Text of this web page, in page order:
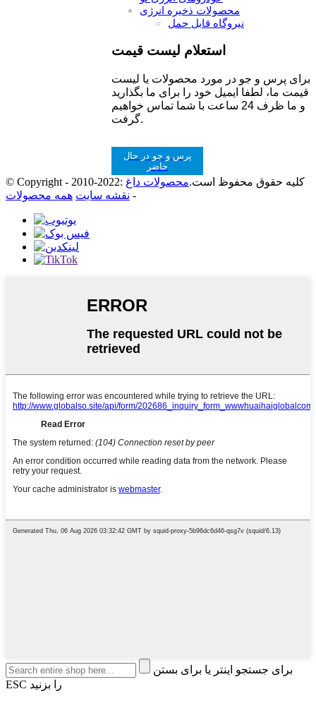
محصولات ذخیره انرژی
نیروگاه قابل حمل
استعلام لیست قیمت
برای پرس و جو در مورد محصولات یا لیست
قیمت ما، لطفا ایمیل خود را برای ما بگذارید
و ما ظرف 24 ساعت با شما تماس خواهیم
گرفت.
پرس و جو در حال
حاضر
© Copyright - 2010-2022: کلیه حقوق محفوظ است.محصولات داغ
- نقشه سایت همه محصولات
برای جستجو اینتر یا برای بستن
ESC را بزنید